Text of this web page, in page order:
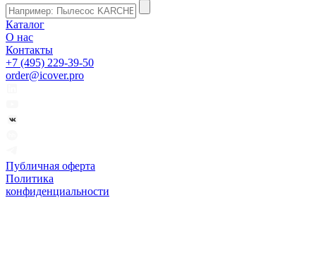
Каталог
О нас
Контакты
+7 (495) 229-39-50
order@icover.pro
Публичная оферта
Политика
конфиденциальности